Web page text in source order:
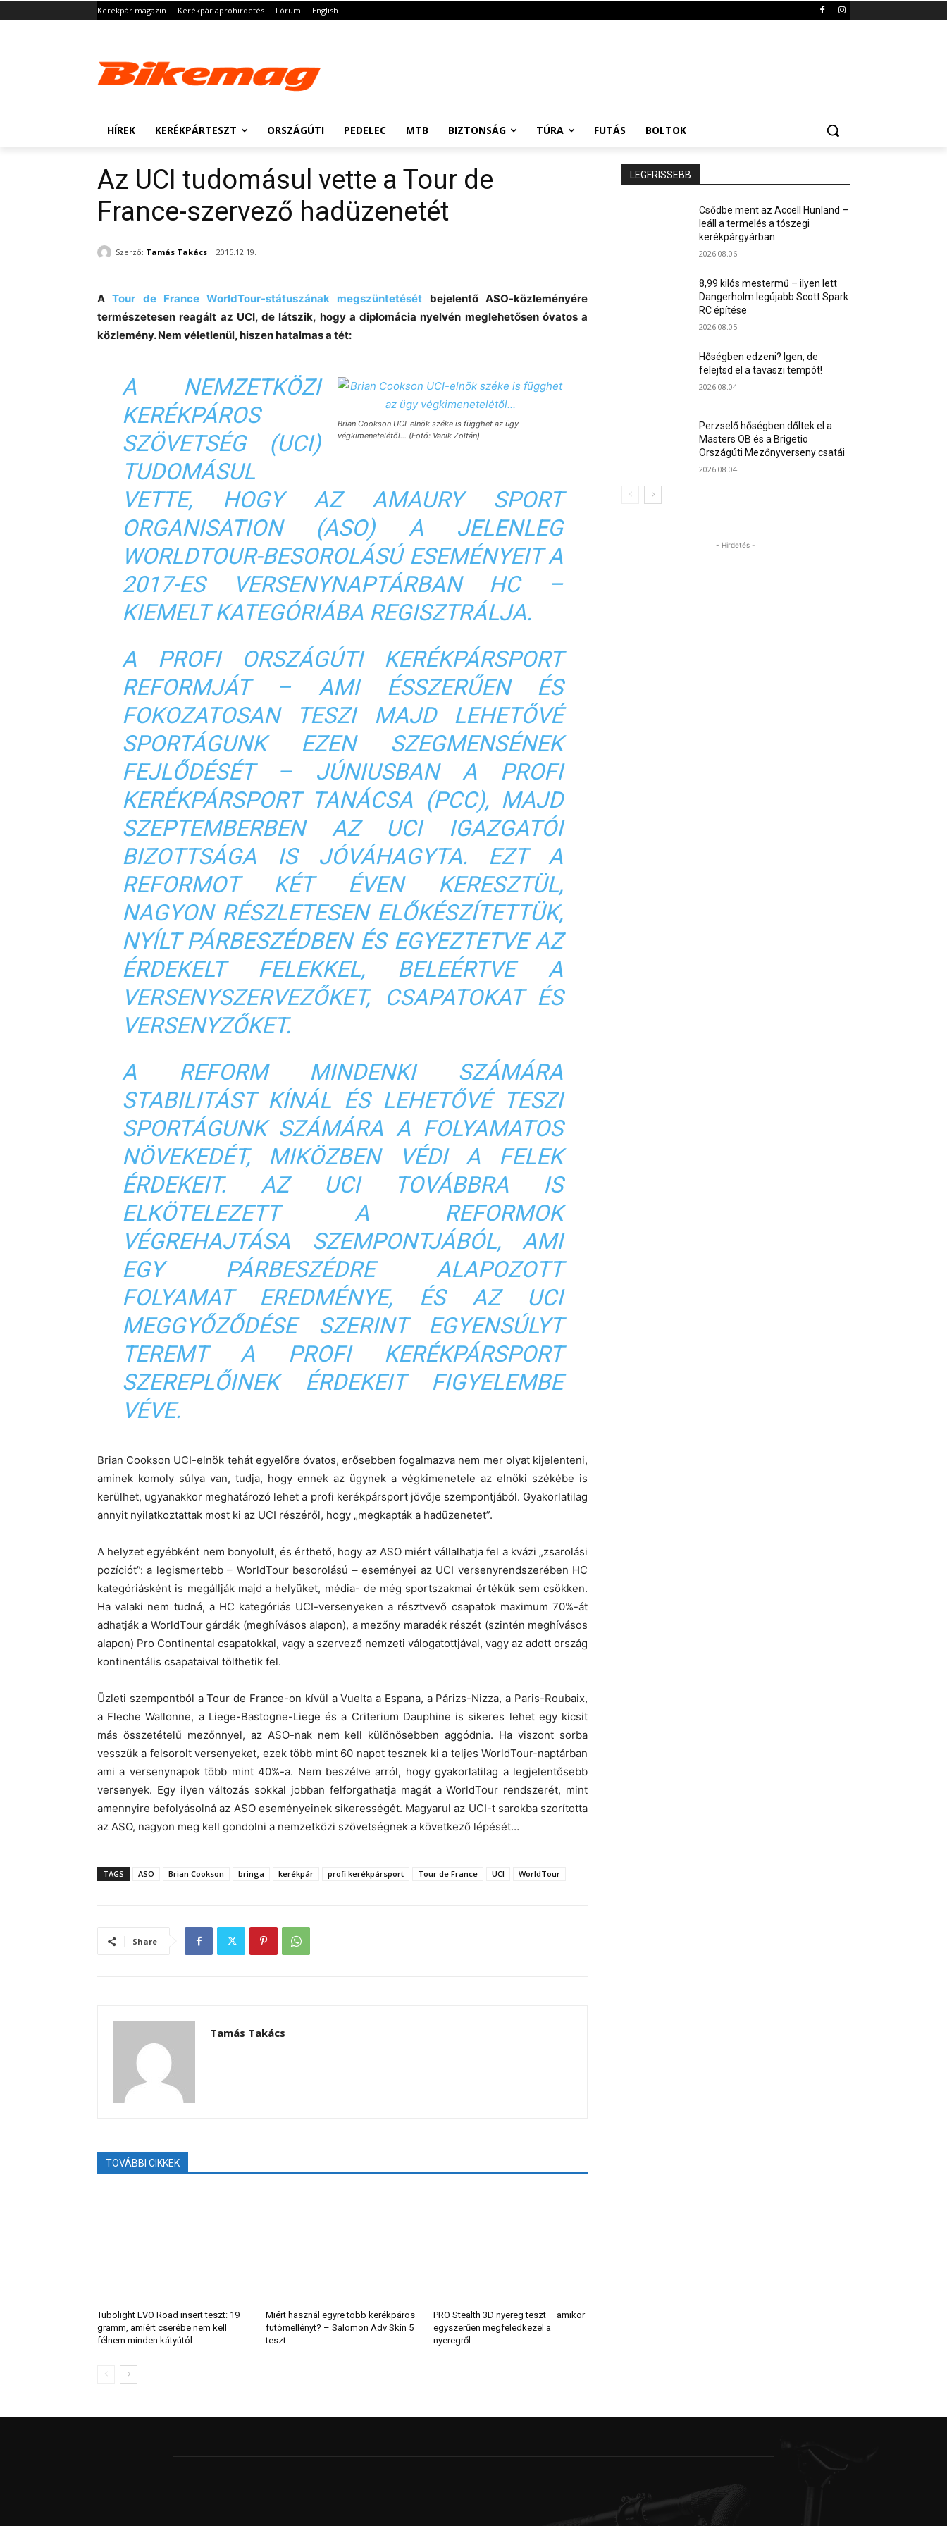
Kerékpár magazin Kerékpár apróhirdetés Fórum English
HÍREK KERÉKPÁRTESZT ORSZÁGÚTI PEDELEC MTB BIZTONSÁG TÚRA FUTÁS BOLTOK
Az UCI tudomásul vette a Tour de
France-szervező hadüzenetét
Szerző: Tamás Takács 2015.12.19.
ATour de France WorldTour-státuszának megszüntetését bejelentő ASO-közleményére
természetesen reagált az UCI, de látszik, hogy a diplomácia nyelvén meglehetősen óvatos a
közlemény. Nem véletlenül, hiszen hatalmas a tét:
Brian Cookson UCI-elnök széke is függhet az ügy
végkimenetelétől… (Fotó: Vanik Zoltán)
A NEMZETKÖZI
KERÉKPÁROS
SZÖVETSÉG (UCI)
TUDOMÁSUL
VETTE, HOGY AZ AMAURY SPORT
ORGANISATION (ASO) A JELENLEG
WORLDTOUR-BESOROLÁSÚ ESEMÉNYEIT A
2017-ES VERSENYNAPTÁRBAN HC –
KIEMELT KATEGÓRIÁBA REGISZTRÁLJA.
A PROFI ORSZÁGÚTI KERÉKPÁRSPORT
REFORMJÁT – AMI ÉSSZERŰEN ÉS
FOKOZATOSAN TESZI MAJD LEHETŐVÉ
SPORTÁGUNK EZEN SZEGMENSÉNEK
FEJLŐDÉSÉT – JÚNIUSBAN A PROFI
KERÉKPÁRSPORT TANÁCSA (PCC), MAJD
SZEPTEMBERBEN AZ UCI IGAZGATÓI
BIZOTTSÁGA IS JÓVÁHAGYTA. EZT A
REFORMOT KÉT ÉVEN KERESZTÜL,
NAGYON RÉSZLETESEN ELŐKÉSZÍTETTÜK,
NYÍLT PÁRBESZÉDBEN ÉS EGYEZTETVE AZ
ÉRDEKELT FELEKKEL, BELEÉRTVE A
VERSENYSZERVEZŐKET, CSAPATOKAT ÉS
VERSENYZŐKET.
A REFORM MINDENKI SZÁMÁRA
STABILITÁST KÍNÁL ÉS LEHETŐVÉ TESZI
SPORTÁGUNK SZÁMÁRA A FOLYAMATOS
NÖVEKEDÉT, MIKÖZBEN VÉDI A FELEK
ÉRDEKEIT. AZ UCI TOVÁBBRA IS
ELKÖTELEZETT A REFORMOK
VÉGREHAJTÁSA SZEMPONTJÁBÓL, AMI
EGY PÁRBESZÉDRE ALAPOZOTT
FOLYAMAT EREDMÉNYE, ÉS AZ UCI
MEGGYŐZŐDÉSE SZERINT EGYENSÚLYT
TEREMT A PROFI KERÉKPÁRSPORT
SZEREPLŐINEK ÉRDEKEIT FIGYELEMBE
VÉVE.
Brian Cookson UCI-elnök tehát egyelőre óvatos, erősebben fogalmazva nem mer olyat kijelenteni,
aminek komoly súlya van, tudja, hogy ennek az ügynek a végkimenetele az elnöki székébe is
kerülhet, ugyanakkor meghatározó lehet a profi kerékpársport jövője szempontjából. Gyakorlatilag
annyit nyilatkoztattak most ki az UCI részéről, hogy „megkapták a hadüzenetet”.
A helyzet egyébként nem bonyolult, és érthető, hogy az ASO miért vállalhatja fel a kvázi „zsarolási
pozíciót”: a legismertebb – WorldTour besorolású – eseményei az UCI versenyrendszerében HC
kategóriásként is megállják majd a helyüket, média- de még sportszakmai értékük sem csökken.
Ha valaki nem tudná, a HC kategóriás UCI-versenyeken a résztvevő csapatok maximum 70%-át
adhatják a WorldTour gárdák (meghívásos alapon), a mezőny maradék részét (szintén meghívásos
alapon) Pro Continental csapatokkal, vagy a szervező nemzeti válogatottjával, vagy az adott ország
kontinentális csapataival tölthetik fel.
Üzleti szempontból a Tour de France-on kívül a Vuelta a Espana, a Párizs-Nizza, a Paris-Roubaix,
a Fleche Wallonne, a Liege-Bastogne-Liege és a Criterium Dauphine is sikeres lehet egy kicsit
más összetételű mezőnnyel, az ASO-nak nem kell különösebben aggódnia. Ha viszont sorba
vesszük a felsorolt versenyeket, ezek több mint 60 napot tesznek ki a teljes WorldTour-naptárban
ami a versenynapok több mint 40%-a. Nem beszélve arról, hogy gyakorlatilag a legjelentősebb
versenyek. Egy ilyen változás sokkal jobban felforgathatja magát a WorldTour rendszerét, mint
amennyire befolyásolná az ASO eseményeinek sikerességét. Magyarul az UCI-t sarokba szorította
az ASO, nagyon meg kell gondolni a nemzetközi szövetségnek a következő lépését…
TAGS ASO Brian Cookson bringa kerékpár profi kerékpársport Tour de France UCI WorldTour
Share
Tamás Takács
TOVÁBBI CIKKEK
Tubolight EVO Road insert teszt: 19
gramm, amiért cserébe nem kell
félnem minden kátyútól
Miért használ egyre több kerékpáros
futómellényt? – Salomon Adv Skin 5
teszt
PRO Stealth 3D nyereg teszt – amikor
egyszerűen megfeledkezel a
nyeregről
LEGFRISSEBB
Csődbe ment az Accell Hunland –
leáll a termelés a tószegi
kerékpárgyárban
2026.08.06.
8,99 kilós mestermű – ilyen lett
Dangerholm legújabb Scott Spark
RC építése
2026.08.05.
Hőségben edzeni? Igen, de
felejtsd el a tavaszi tempót!
2026.08.04.
Perzselő hőségben dőltek el a
Masters OB és a Brigetio
Országúti Mezőnyverseny csatái
2026.08.04.
- Hirdetés -